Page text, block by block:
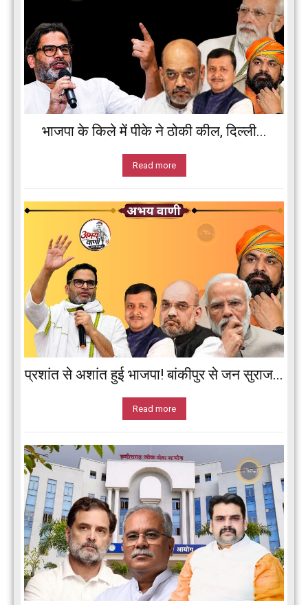
भाजपा के किले में पीके ने ठोकी कील, दिल्ली...
Read more
प्रशांत से अशांत हुई भाजपा! बांकीपुर से जन सुराज...
Read more